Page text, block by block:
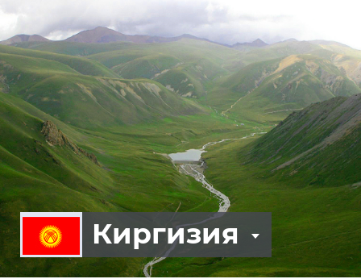
Киргизия